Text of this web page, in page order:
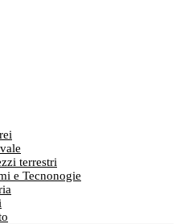
terrestri
e Tecnonogie